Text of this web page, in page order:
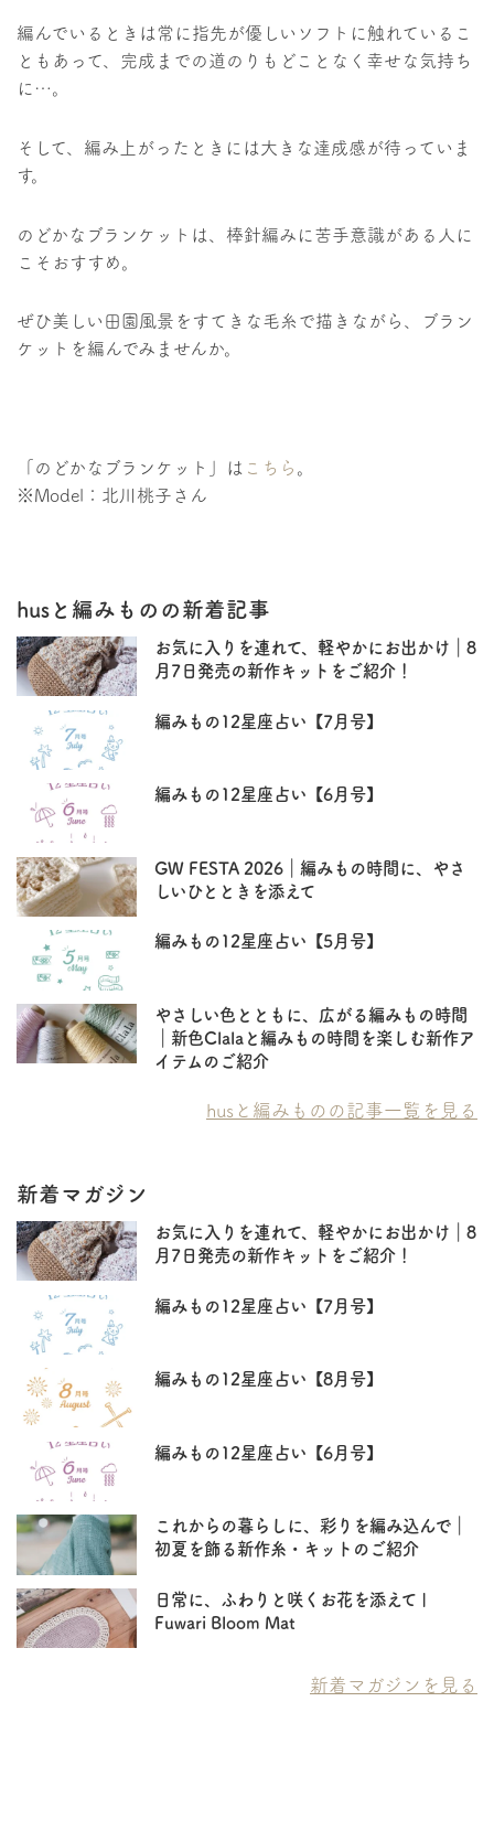
編んでいるときは常に指先が優しいソフトに触れているこ
ともあって、完成までの道のりもどことなく幸せな気持ち
に…。
そして、編み上がったときには大きな達成感が待っていま
す。
のどかなブランケットは、棒針編みに苦手意識がある人に
こそおすすめ。
ぜひ美しい田園風景をすてきな毛糸で描きながら、ブラン
ケットを編んでみませんか。
「のどかなブランケット」は こちら 。
※Model：北川桃子さん
husと編みものの新着記事
お気に入りを連れて、軽やかにお出かけ｜8
月7日発売の新作キットをご紹介！
編みもの12星座占い【7月号】
編みもの12星座占い【6月号】
GW FESTA 2026｜編みもの時間に、やさ
しいひとときを添えて
編みもの12星座占い【5月号】
やさしい色とともに、広がる編みもの時間
｜新色Clalaと編みもの時間を楽しむ新作ア
イテムのご紹介
husと編みものの記事一覧を見る
新着マガジン
お気に入りを連れて、軽やかにお出かけ｜8
月7日発売の新作キットをご紹介！
編みもの12星座占い【7月号】
編みもの12星座占い【8月号】
編みもの12星座占い【6月号】
これからの暮らしに、彩りを編み込んで｜
初夏を飾る新作糸・キットのご紹介
日常に、ふわりと咲くお花を添えて |
Fuwari Bloom Mat
新着マガジンを見る